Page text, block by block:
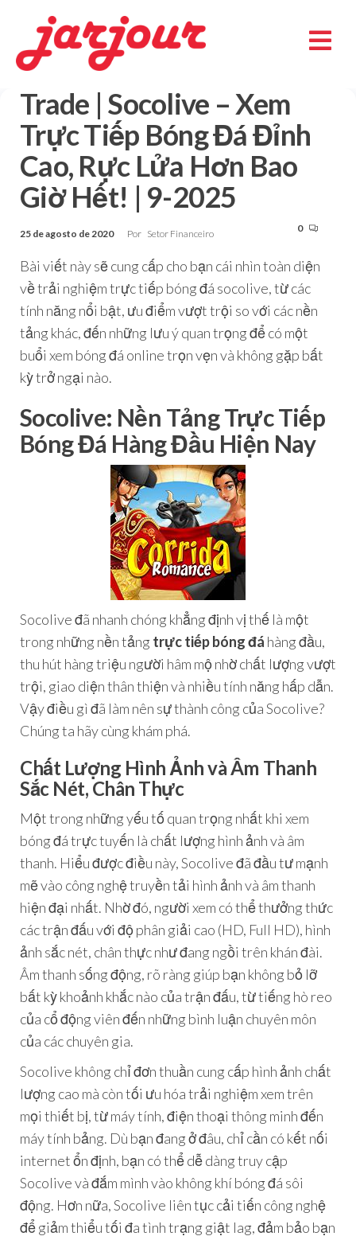
Trade | Socolive – Xem
Trực Tiếp Bóng Đá Đỉnh
Cao, Rực Lửa Hơn Bao
Giờ Hết! | 9-2025
25 de agosto de 2020 Por Setor Financeiro 0
Bài viết này sẽ cung cấp cho bạn cái nhìn toàn diện
về trải nghiệm trực tiếp bóng đá socolive, từ các
tính năng nổi bật, ưu điểm vượt trội so với các nền
tảng khác, đến những lưu ý quan trọng để có một
buổi xem bóng đá online trọn vẹn và không gặp bất
kỳ trở ngại nào.
Socolive: Nền Tảng Trực Tiếp
Bóng Đá Hàng Đầu Hiện Nay
Socolive đã nhanh chóng khẳng định vị thế là một
trong những nền tảng trực tiếp bóng đá hàng đầu,
thu hút hàng triệu người hâm mộ nhờ chất lượng vượt
trội, giao diện thân thiện và nhiều tính năng hấp dẫn.
Vậy điều gì đã làm nên sự thành công của Socolive?
Chúng ta hãy cùng khám phá.
Chất Lượng Hình Ảnh và Âm Thanh
Sắc Nét, Chân Thực
Một trong những yếu tố quan trọng nhất khi xem
bóng đá trực tuyến là chất lượng hình ảnh và âm
thanh. Hiểu được điều này, Socolive đã đầu tư mạnh
mẽ vào công nghệ truyền tải hình ảnh và âm thanh
hiện đại nhất. Nhờ đó, người xem có thể thưởng thức
các trận đấu với độ phân giải cao (HD, Full HD), hình
ảnh sắc nét, chân thực như đang ngồi trên khán đài.
Âm thanh sống động, rõ ràng giúp bạn không bỏ lỡ
bất kỳ khoảnh khắc nào của trận đấu, từ tiếng hò reo
của cổ động viên đến những bình luận chuyên môn
của các chuyên gia.
Socolive không chỉ đơn thuần cung cấp hình ảnh chất
lượng cao mà còn tối ưu hóa trải nghiệm xem trên
mọi thiết bị, từ máy tính, điện thoại thông minh đến
máy tính bảng. Dù bạn đang ở đâu, chỉ cần có kết nối
internet ổn định, bạn có thể dễ dàng truy cập
Socolive và đắm mình vào không khí bóng đá sôi
động. Hơn nữa, Socolive liên tục cải tiến công nghệ
để giảm thiểu tối đa tình trạng giật lag, đảm bảo bạn